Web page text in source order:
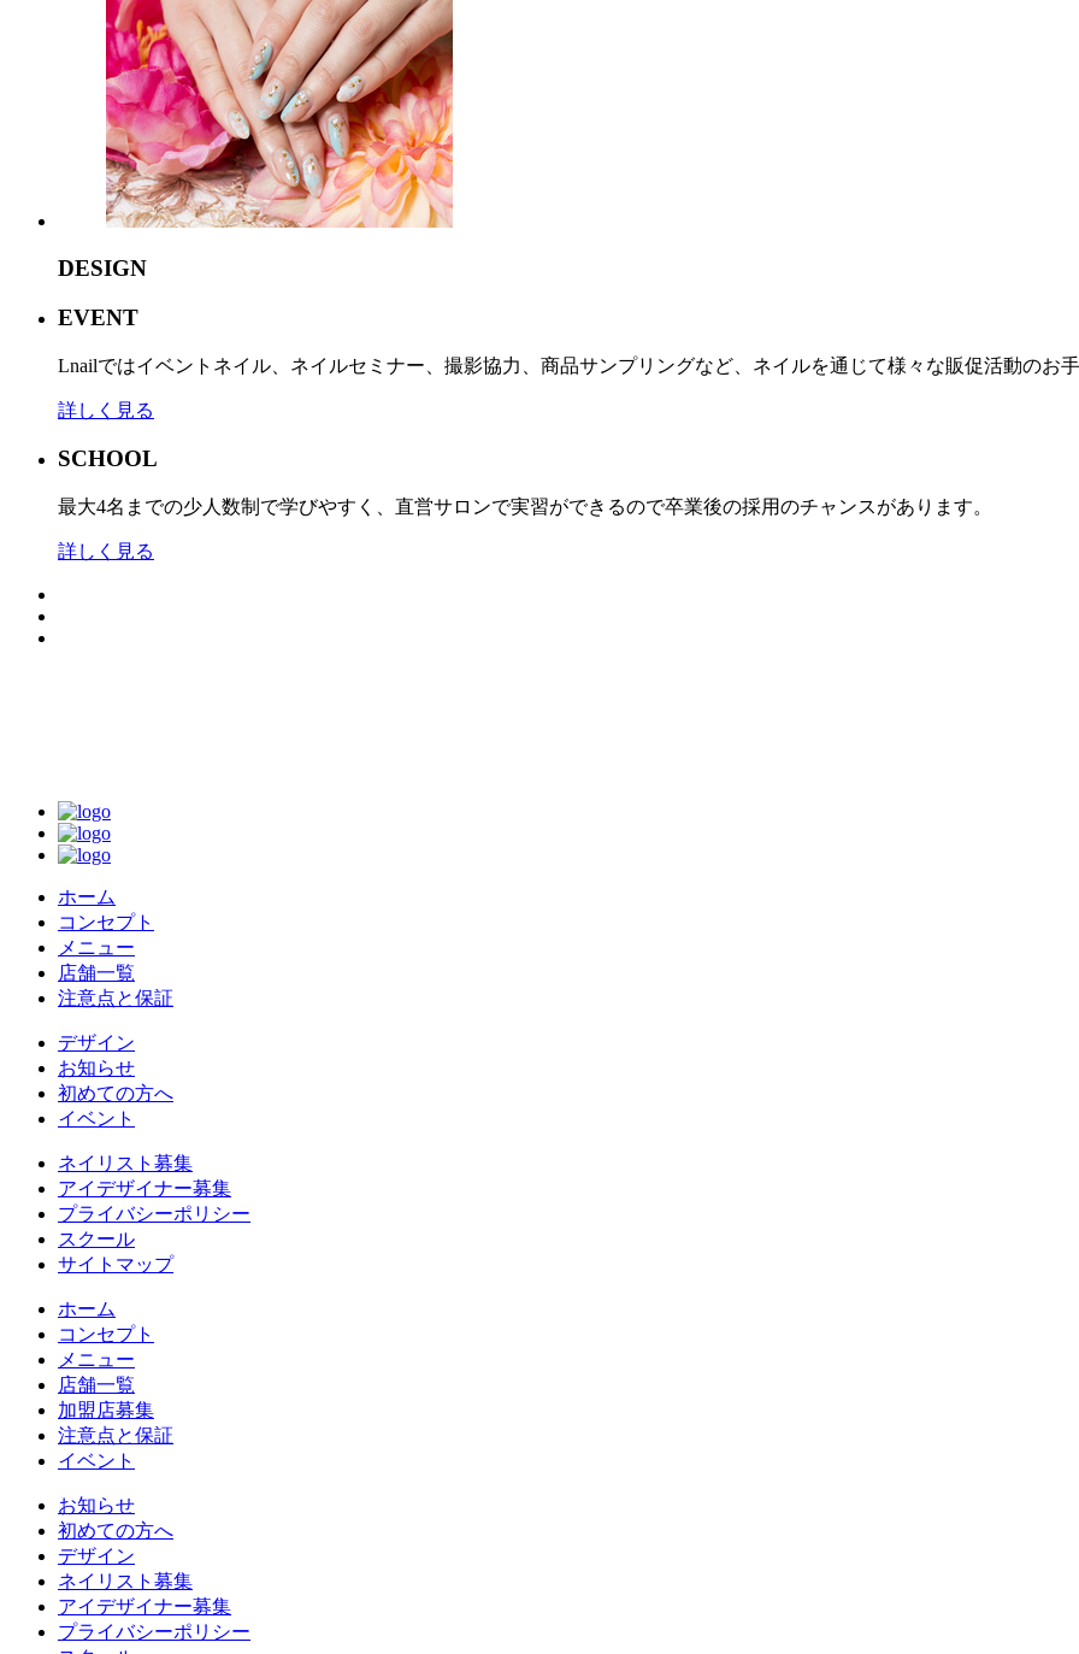
DESIGN
EVENT
Lnailではイベントネイル、ネイルセミナー、撮影協力、商品サンプリングなど、ネイルを通じて様々な販促活動のお手
詳しく見る
SCHOOL
最大4名までの少人数制で学びやすく、直営サロンで実習ができるので卒業後の採用のチャンスがあります。
詳しく見る
ホーム
コンセプト
メニュー
店舗一覧
注意点と保証
デザイン
お知らせ
初めての方へ
イベント
ネイリスト募集
アイデザイナー募集
プライバシーポリシー
スクール
サイトマップ
ホーム
コンセプト
メニュー
店舗一覧
加盟店募集
注意点と保証
イベント
お知らせ
初めての方へ
デザイン
ネイリスト募集
アイデザイナー募集
プライバシーポリシー